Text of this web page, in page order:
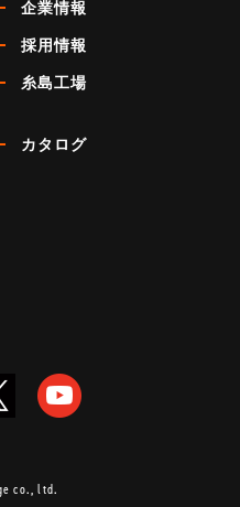
企業情報
採用情報
糸島工場
カタログ
co., ltd.